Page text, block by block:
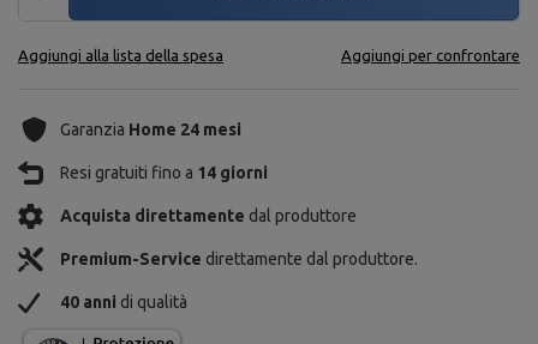
Aggiungi alla lista della spesa Aggiungi per confrontare
Garanzia Home 24 mesi
Resi gratuiti fino a 14 giorni
Acquista direttamente dal produttore
Premium-Service direttamente dal produttore.
40 anni di qualità